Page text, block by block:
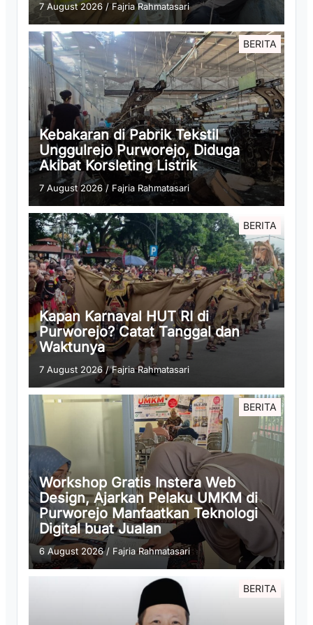
7 August 2026 /Fajria Rahmatasari
BERITA
Kebakaran di Pabrik Tekstil
Unggulrejo Purworejo, Diduga
Akibat Korsleting Listrik
7 August 2026/ Fajria Rahmatasari
BERITA
Kapan Karnaval HUT RI di
Purworejo? Catat Tanggal dan
Waktunya
7 August 2026 /Fajria Rahmatasari
BERITA
Workshop Gratis Instera Web
Design, Ajarkan Pelaku UMKM di
Purworejo Manfaatkan Teknologi
Digital buat Jualan
6 August 2026/ Fajria Rahmatasari
BERITA